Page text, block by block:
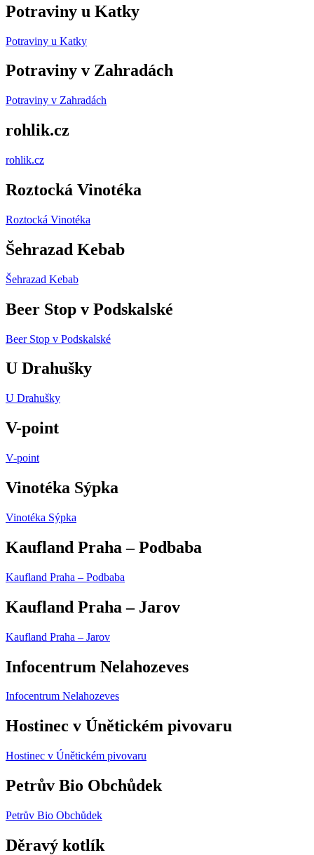
Potraviny u Katky
Potraviny u Katky
Potraviny v Zahradách
Potraviny v Zahradách
rohlik.cz
rohlik.cz
Roztocká Vinotéka
Roztocká Vinotéka
Šehrazad Kebab
Šehrazad Kebab
Beer Stop v Podskalské
Beer Stop v Podskalské
U Drahušky
U Drahušky
V-point
V-point
Vinotéka Sýpka
Vinotéka Sýpka
Kaufland Praha – Podbaba
Kaufland Praha – Podbaba
Kaufland Praha – Jarov
Kaufland Praha – Jarov
Infocentrum Nelahozeves
Infocentrum Nelahozeves
Hostinec v Únětickém pivovaru
Hostinec v Únětickém pivovaru
Petrův Bio Obchůdek
Petrův Bio Obchůdek
Děravý kotlík